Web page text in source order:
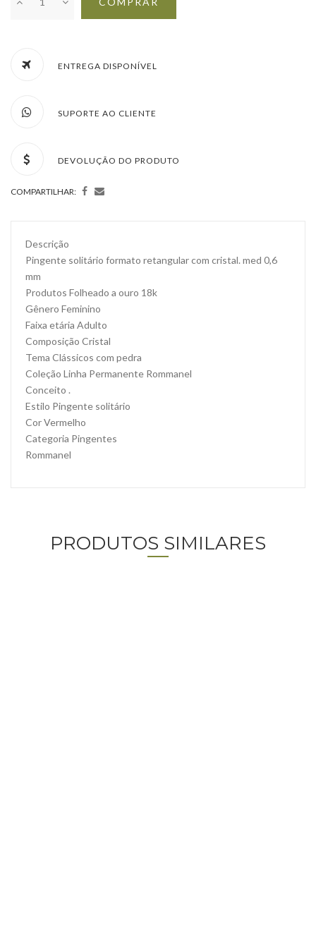
ENTREGA DISPONÍVEL
SUPORTE AO CLIENTE
DEVOLUÇÃO DO PRODUTO
COMPARTILHAR:
Descrição
Pingente solitário formato retangular com cristal. med 0,6
mm
Produtos Folheado a ouro 18k
Gênero Feminino
Faixa etária Adulto
Composição Cristal
Tema Clássicos com pedra
Coleção Linha Permanente Rommanel
Conceito .
Estilo Pingente solitário
Cor Vermelho
Categoria Pingentes
Rommanel
PRODUTOS SIMILARES